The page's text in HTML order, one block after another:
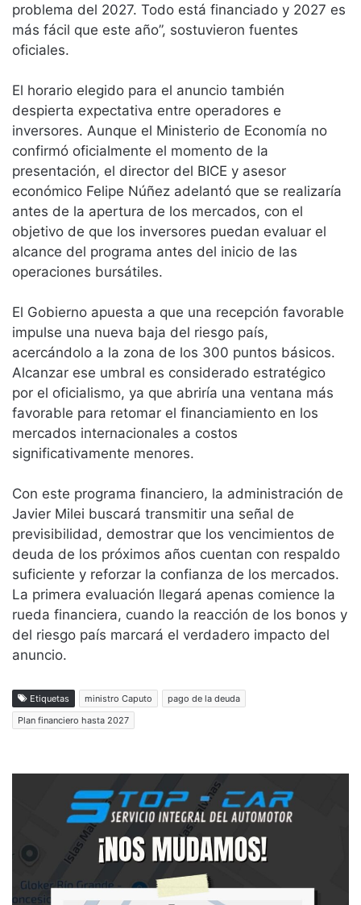
problema del 2027. Todo está financiado y 2027 es
más fácil que este año”, sostuvieron fuentes
oficiales.
El horario elegido para el anuncio también
despierta expectativa entre operadores e
inversores. Aunque el Ministerio de Economía no
confirmó oficialmente el momento de la
presentación, el director del BICE y asesor
económico Felipe Núñez adelantó que se realizaría
antes de la apertura de los mercados, con el
objetivo de que los inversores puedan evaluar el
alcance del programa antes del inicio de las
operaciones bursátiles.
El Gobierno apuesta a que una recepción favorable
impulse una nueva baja del riesgo país,
acercándolo a la zona de los 300 puntos básicos.
Alcanzar ese umbral es considerado estratégico
por el oficialismo, ya que abriría una ventana más
favorable para retomar el financiamiento en los
mercados internacionales a costos
significativamente menores.
Con este programa financiero, la administración de
Javier Milei buscará transmitir una señal de
previsibilidad, demostrar que los vencimientos de
deuda de los próximos años cuentan con respaldo
suficiente y reforzar la confianza de los mercados.
La primera evaluación llegará apenas comience la
rueda financiera, cuando la reacción de los bonos y
del riesgo país marcará el verdadero impacto del
anuncio.
Etiquetas ministro Caputo
pago de la deuda
Plan financiero hasta 2027